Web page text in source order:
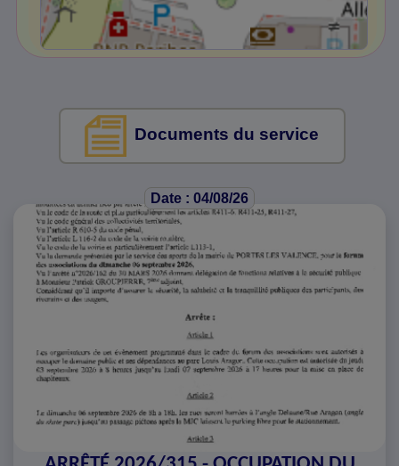
Documents du service
Date : 04/08/26